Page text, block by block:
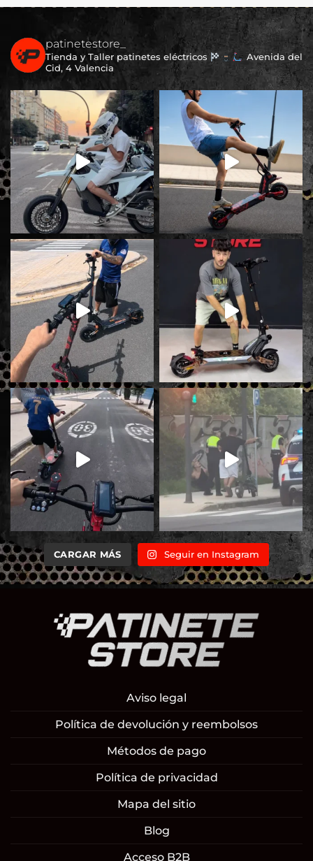
desde
€39,90
hasta
€49,90
variantes.
Las
opciones
se
pueden
elegir
en
la
página
de
producto
tiene
múltiples
variantes.
Las
opciones
se
elegir
en
la
página
producto
patinetestore_
Tienda y Taller patinetes eléctricos
Avenida del
Cid, 4 Valencia
CARGAR MÁS Seguir en Instagram
Aviso legal
Política de devolución y reembolsos
Métodos de pago
Política de privacidad
Mapa del sitio
Blog
Acceso B2B